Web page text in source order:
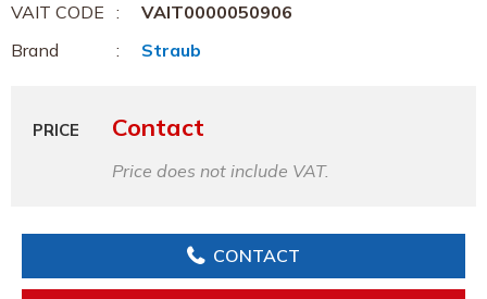
VAIT CODE
VAIT0000050906
Brand
Straub
PRICE Contact
Price does not include VAT.
CONTACT